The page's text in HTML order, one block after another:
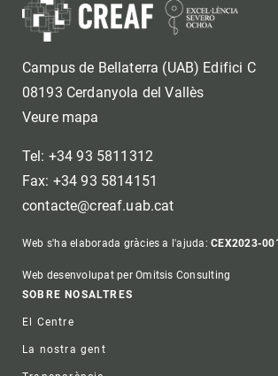
Campus de Bellaterra (UAB) Edifici C
08193 Cerdanyola del Vallès
Veure mapa
Tel: +34 93 5811312
Fax: +34 93 5814151
contacte@creaf.uab.cat
Web s'ha elaborada gràcies a l'ajuda:CEX2023-
Web desenvolupat per Omitsis Consulting
Footer
SOBRE NOSALTRES
El Centre
La nostra gent